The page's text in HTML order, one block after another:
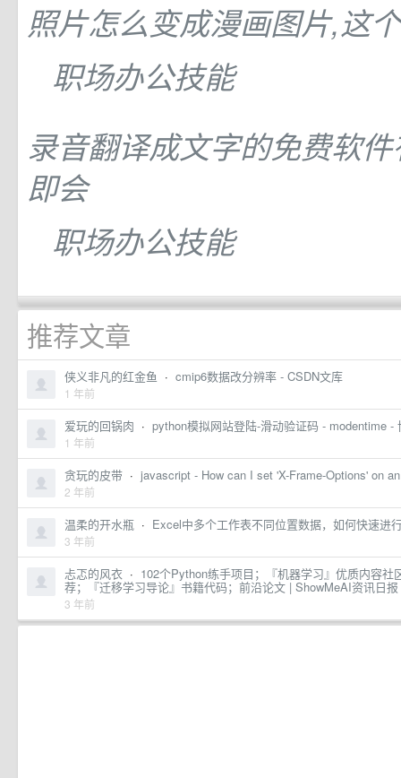
照片怎么变成漫画图片,这
职场办公技能
录音翻译成文字的免费软
即会
职场办公技能
推荐文章
侠义非凡的红金鱼 · cmip6数据改分辨率 - CSDN文库
1 年前
爱玩的回锅肉 · python模拟网站登陆-滑动验证码 - modentime -
1 年前
贪玩的皮带 · javascript - How can I set 'X-Frame-Options' on
2 年前
温柔的开水瓶 · Excel中多个工作表不同位置数据，如何快速进
3 年前
忐忑的风衣 · 102个Python练手项目；『机器学习』优质内容
荐；『迁移学习导论』书籍代码；前沿论文 | ShowMeAI资讯日
3 年前